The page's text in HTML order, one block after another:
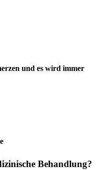
und es wird immer
Behandlung?